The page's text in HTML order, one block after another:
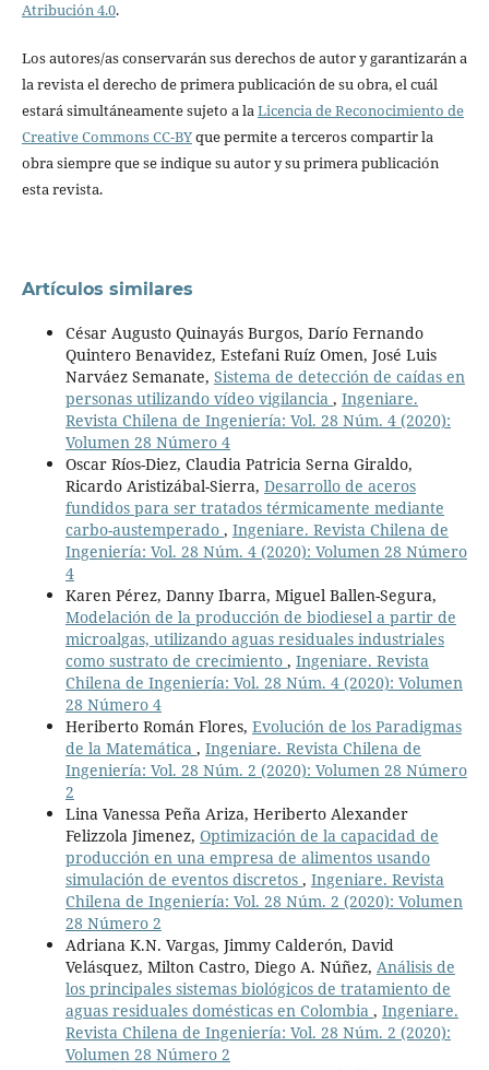
Atribución 4.0.
Los autores/as conservarán sus derechos de autor y garantizarán a
la revista el derecho de primera publicación de su obra, el cuál
estará simultáneamente sujeto a laLicencia de Reconocimiento de
Creative Commons CC-BYque permite a terceros compartir la
obra siempre que se indique su autor y su primera publicación
esta revista.
Artículos similares
César Augusto Quinayás Burgos, Darío Fernando
Quintero Benavidez, Estefani Ruíz Omen, José Luis
Narváez Semanate, Sistema de detección de caídas en
personas utilizando vídeo vigilancia , Ingeniare.
Revista Chilena de Ingeniería: Vol. 28 Núm. 4 (2020):
Volumen 28 Número 4
Oscar Ríos-Diez, Claudia Patricia Serna Giraldo,
Ricardo Aristizábal-Sierra, Desarrollo de aceros
fundidos para ser tratados térmicamente mediante
carbo-austemperado , Ingeniare. Revista Chilena de
Ingeniería: Vol. 28 Núm. 4 (2020): Volumen 28 Número
4
Karen Pérez, Danny Ibarra, Miguel Ballen-Segura,
Modelación de la producción de biodiesel a partir de
microalgas, utilizando aguas residuales industriales
como sustrato de crecimiento , Ingeniare. Revista
Chilena de Ingeniería: Vol. 28 Núm. 4 (2020): Volumen
28 Número 4
Heriberto Román Flores, Evolución de los Paradigmas
de la Matemática , Ingeniare. Revista Chilena de
Ingeniería: Vol. 28 Núm. 2 (2020): Volumen 28 Número
2
Lina Vanessa Peña Ariza, Heriberto Alexander
Felizzola Jimenez, Optimización de la capacidad de
producción en una empresa de alimentos usando
simulación de eventos discretos , Ingeniare. Revista
Chilena de Ingeniería: Vol. 28 Núm. 2 (2020): Volumen
28 Número 2
Adriana K.N. Vargas, Jimmy Calderón, David
Velásquez, Milton Castro, Diego A. Núñez, Análisis de
los principales sistemas biológicos de tratamiento de
aguas residuales domésticas en Colombia , Ingeniare.
Revista Chilena de Ingeniería: Vol. 28 Núm. 2 (2020):
Volumen 28 Número 2